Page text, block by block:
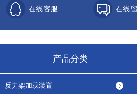
在线客服 在线
产品分类
反力架加载装置